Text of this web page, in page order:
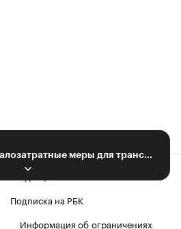
Редакция
Подписка на РБК
Информация об ограничениях